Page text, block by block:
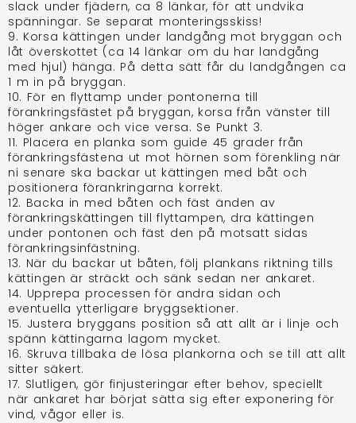
slack under fjädern, ca 8 länkar, för att undvika
spänningar. Se separat monteringsskiss!
9. Korsa kättingen under landgång mot bryggan och
låt överskottet (ca 14 länkar om du har landgång
med hjul) hänga. På detta sätt får du landgången ca
1 m in på bryggan.
10. För en flyttamp under pontonerna till
förankringsfästet på bryggan, korsa från vänster till
höger ankare och vice versa. Se Punkt 3.
11. Placera en planka som guide 45 grader från
förankringsfästena ut mot hörnen som förenkling när
ni senare ska backar ut kättingen med båt och
positionera förankringarna korrekt.
12. Backa in med båten och fäst änden av
förankringskättingen till flyttampen, dra kättingen
under pontonen och fäst den på motsatt sidas
förankringsinfästning.
13. När du backar ut båten, följ plankans riktning tills
kättingen är sträckt och sänk sedan ner ankaret.
14. Upprepa processen för andra sidan och
eventuella ytterligare bryggsektioner.
15. Justera bryggans position så att allt är i linje och
spänn kättingarna lagom mycket.
16. Skruva tillbaka de lösa plankorna och se till att allt
sitter säkert.
17. Slutligen, gör finjusteringar efter behov, speciellt
när ankaret har börjat sätta sig efter exponering för
vind, vågor eller is.